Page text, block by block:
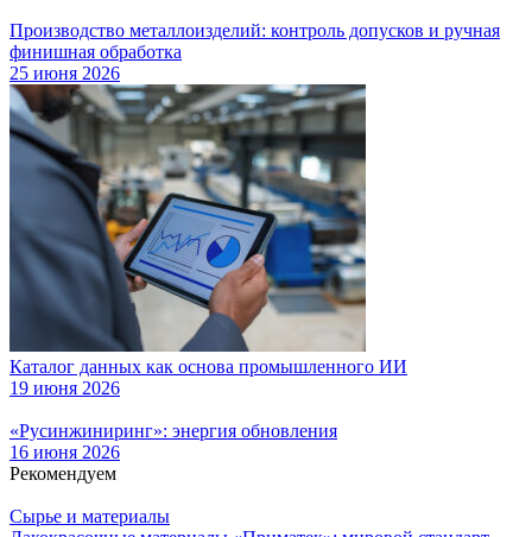
Производство металлоизделий: контроль допусков и ручная
финишная обработка
25 июня 2026
Каталог данных как основа промышленного ИИ
19 июня 2026
«Русинжиниринг»: энергия обновления
16 июня 2026
Рекомендуем
Сырье и материалы